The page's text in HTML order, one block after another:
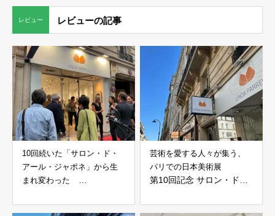
レビュー レビューの記事
10回続いた「サロン・ド・
アール・ジャポネ」から生
まれ変わった
小さな宝物たち –
芸術を愛する人々が集う、
パリでの日本美術展
第10回記念 サロン・ド・